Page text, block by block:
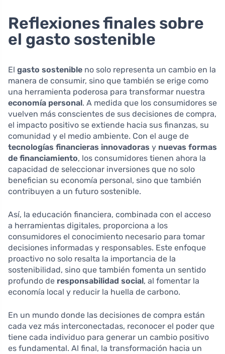
Reflexiones finales sobre
el gasto sostenible
El gasto sostenible no solo representa un cambio en la
manera de consumir, sino que también se erige como
una herramienta poderosa para transformar nuestra
economía personal. A medida que los consumidores se
vuelven más conscientes de sus decisiones de compra,
el impacto positivo se extiende hacia sus finanzas, su
comunidad y el medio ambiente. Con el auge de
tecnologías financieras innovadoras y nuevas formas
de financiamiento, los consumidores tienen ahora la
capacidad de seleccionar inversiones que no solo
benefician su economía personal, sino que también
contribuyen a un futuro sostenible.
Así, la educación financiera, combinada con el acceso
a herramientas digitales, proporciona a los
consumidores el conocimiento necesario para tomar
decisiones informadas y responsables. Este enfoque
proactivo no solo resalta la importancia de la
sostenibilidad, sino que también fomenta un sentido
profundo de responsabilidad social, al fomentar la
economía local y reducir la huella de carbono.
En un mundo donde las decisiones de compra están
cada vez más interconectadas, reconocer el poder que
tiene cada individuo para generar un cambio positivo
es fundamental. Al final, la transformación hacia un